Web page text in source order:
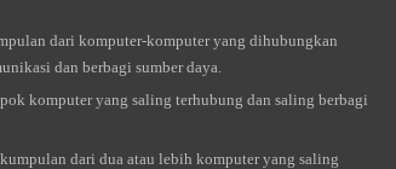
dari komputer-komputer yang dihubungkan
dan berbagi sumber daya.
komputer yang saling terhubung dan saling berbagi
dari dua atau lebih komputer yang saling